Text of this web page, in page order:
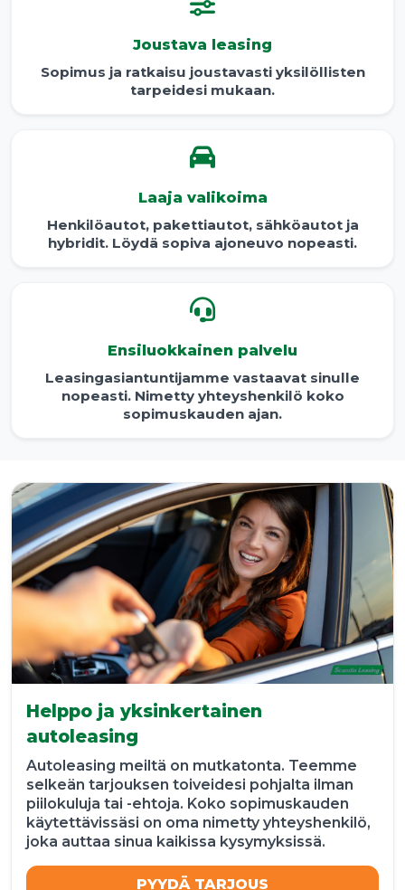
Joustava leasing
Sopimus ja ratkaisu joustavasti yksilöllisten
tarpeidesi mukaan.
Laaja valikoima
Henkilöautot, pakettiautot, sähköautot ja
hybridit. Löydä sopiva ajoneuvo nopeasti.
Ensiluokkainen palvelu
Leasingasiantuntijamme vastaavat sinulle
nopeasti. Nimetty yhteyshenkilö koko
sopimuskauden ajan.
Helppo ja yksinkertainen
autoleasing
Autoleasing meiltä on mutkatonta. Teemme
selkeän tarjouksen toiveidesi pohjalta ilman
piilokuluja tai -ehtoja. Koko sopimuskauden
käytettävissäsi on oma nimetty yhteyshenkilö,
joka auttaa sinua kaikissa kysymyksissä.
PYYDÄ TARJOUS